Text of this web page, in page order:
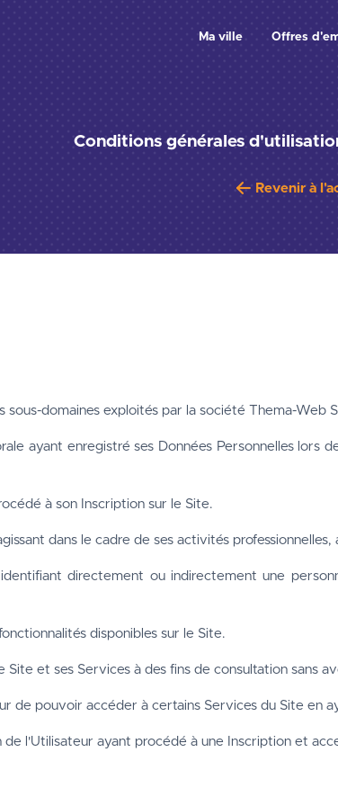
Ma ville Offres
Conditions générales
Revenir à
sous-domaines exploités par la société Thema-Web
ayant enregistré ses Données Personnelles
à son Inscription sur le Site.
dans le cadre de ses activités
directement ou indirectement une
disponibles sur le Site.
Site et ses Services à des fins de consultation sans
de pouvoir accéder à certains Services du Site en
de l'Utilisateur ayant procédé à une Inscription et